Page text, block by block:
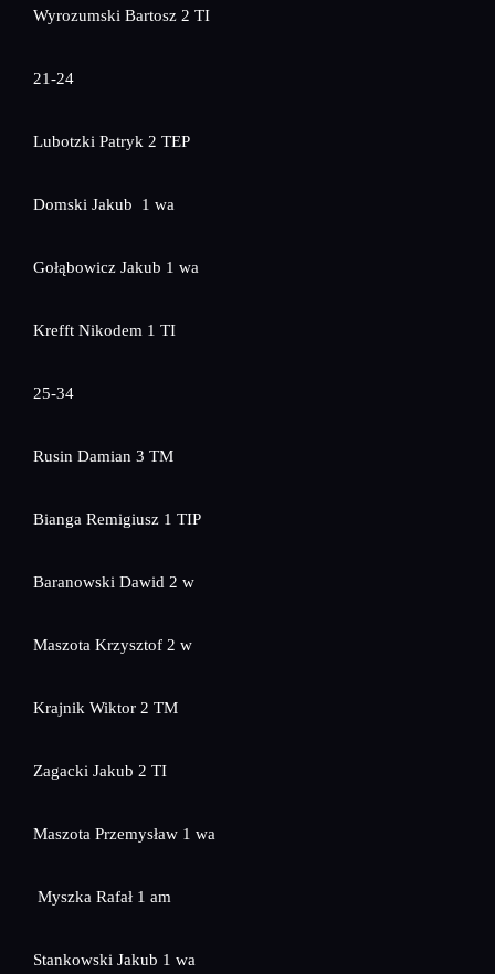
Wyrozumski Bartosz 2 TI
21-24
Lubotzki Patryk 2 TEP
Domski Jakub 1 wa
Gołąbowicz Jakub 1 wa
Krefft Nikodem 1 TI
25-34
Rusin Damian 3 TM
Bianga Remigiusz 1 TIP
Baranowski Dawid 2 w
Maszota Krzysztof 2 w
Krajnik Wiktor 2 TM
Zagacki Jakub 2 TI
Maszota Przemysław 1 wa
Myszka Rafał 1 am
Stankowski Jakub 1 wa